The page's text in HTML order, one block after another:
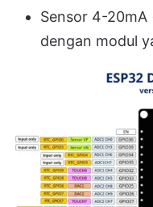
Sensor 4-
dengan modul